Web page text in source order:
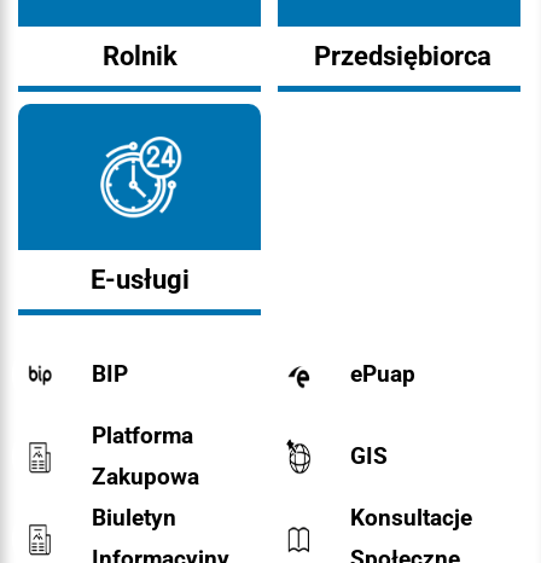
Rolnik Przedsiębiorca
E-usługi
BIP ePuap
Platforma
Zakupowa
GIS
Biuletyn
Konsultacje